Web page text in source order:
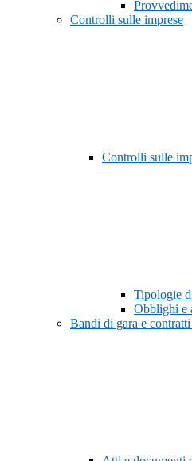
Controlli sulle imprese
Controlli sulle
Tipologie
Obblighi e
Bandi di gara e contratti